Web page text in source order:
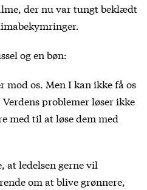
der nu var tungt beklædt
og en bøn:
mod os. Men I kan ikke få os
problemer løser ikke
med til at løse dem med
at ledelsen gerne vil
om at blive grønnere,